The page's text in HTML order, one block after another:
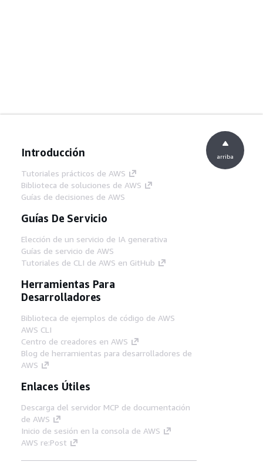
Introducción
Tutoriales prácticos de AWS
Biblioteca de soluciones de AWS
Guías de decisiones de AWS
Guías De Servicio
Elección de un servicio de IA generativa
Guías de servicio de AWS
Tutoriales de CLI de AWS en GitHub
Herramientas Para
Desarrolladores
Biblioteca de ejemplos de código de AWS
AWS CLI
Centro de creadores en AWS
Blog de herramientas para desarrolladores de
AWS
Enlaces Útiles
Descarga del servidor MCP de documentación
de AWS
Inicio de sesión en la consola de AWS
AWS re:Post
arriba